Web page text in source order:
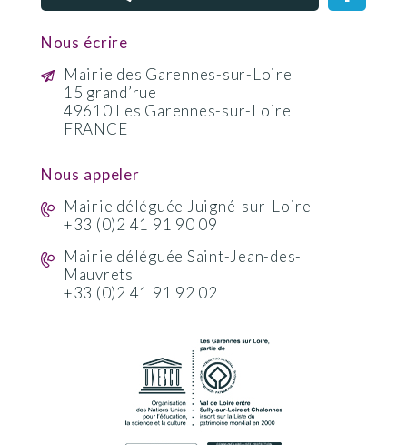
Nous écrire
Mairie des Garennes-sur-Loire
15 grand’rue
49610 Les Garennes-sur-Loire
FRANCE
Nous appeler
Mairie déléguée Juigné-sur-Loire
+33 (0)2 41 91 90 09
Mairie déléguée Saint-Jean-des-
Mauvrets
+33 (0)2 41 91 92 02